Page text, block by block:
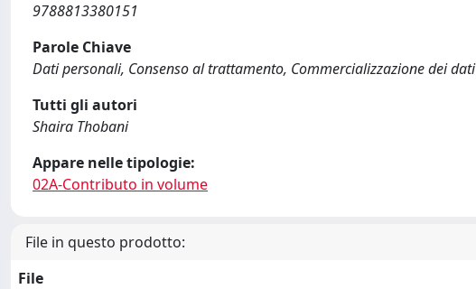
9788813380151
Parole Chiave
Dati personali, Consenso al trattamento, Commercializzazione dei dati
Tutti gli autori
Shaira Thobani
Appare nelle tipologie:
02A-Contributo in volume
File in questo prodotto:
File